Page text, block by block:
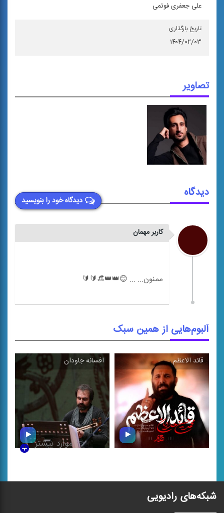
علی جعفری فوتمی
تاریخ بارگذاری
۱۴۰۴/۰۲/۰۳
تصاویر
دیدگاه خود را بنویسید
دیدگاه
کاربر مهمان
آلبوم‌هایی از همین سبک
قائد الاعظم\
قائد الاعظم
افسانه جاودان
موارد بیشتر
شبکه‌های رادیویی